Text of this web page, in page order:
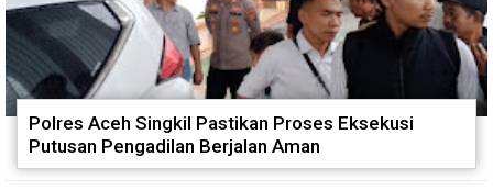
Polres Aceh Singkil Pastikan Proses Eksekusi
Putusan Pengadilan Berjalan Aman